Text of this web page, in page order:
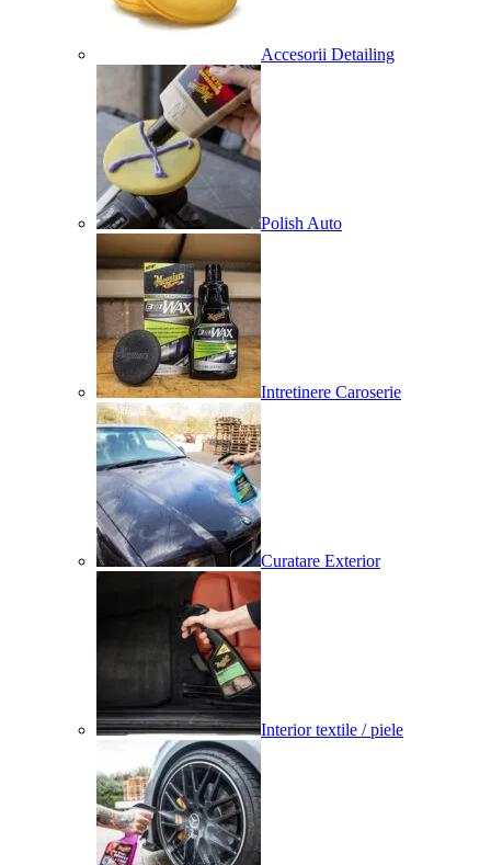
Accesorii Detailing
Polish Auto
Intretinere Caroserie
Curatare Exterior
Interior textile / piele